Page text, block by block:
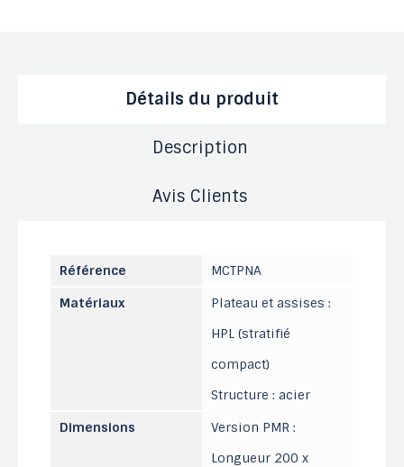
Détails du produit
Description
Avis Clients
Référence
MCTPNA
Matériaux
Plateau et assises :
HPL (stratifié
compact)
Structure : acier
Dimensions
Version PMR :
Longueur 200 x